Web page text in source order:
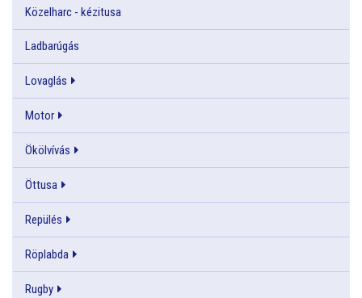
Közelharc - kézitusa
Ladbarúgás
Lovaglás
Motor
Ökölvívás
Öttusa
Repülés
Röplabda
Rugby